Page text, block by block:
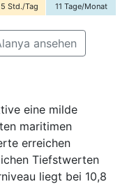
5 Std./Tag 11 Tage/Monat
ansehen
eine milde
maritimen
erreichen
Tiefstwerten
liegt bei 10,8